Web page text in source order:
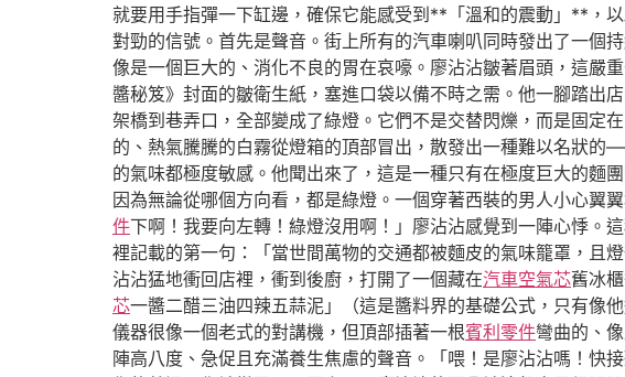
就要用手指彈一下缸邊，確保它能感受到**「溫和的震動」**，
對勁的信號。首先是聲音。街上所有的汽車喇叭同時發出了一
像是一個巨大的、消化不良的胃在哀嚎。廖沾沾皺著眉頭，這嚴
醬秘笈》封面的皺衛生紙，塞進口袋以備不時之需。他一腳踏出
架橋到巷弄口，全部變成了綠燈。它們不是交替閃爍，而是固定
的、熱氣騰騰的白霧從燈箱的頂部冒出，散發出一種難以名狀
的氣味都極度敏感。他聞出來了，這是一種只有在極度巨大的麵
因為無論從哪個方向看，都是綠燈。一個穿著西裝的男人小心翼
件下啊！我要向左轉！綠燈沒用啊！」廖沾沾感覺到一陣心悸。
裡記載的第一句：「當世間萬物的交通都被麵皮的氣味籠罩，且
沾沾猛地衝回店裡，衝到後廚，打開了一個藏在汽車空氣芯舊冰
芯一醬二醋三油四辣五蒜泥」（這是醬料界的基礎公式，只有像
儀器很像一個老式的對講機，但頂部插著一根賓利零件彎曲的、
陣高八度、急促且充滿養生焦慮的聲音。「喂！是廖沾沾嗎！快